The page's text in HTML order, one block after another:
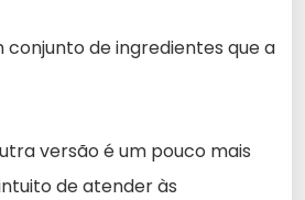
de ingredientes que a
versão é um pouco mais
de atender às